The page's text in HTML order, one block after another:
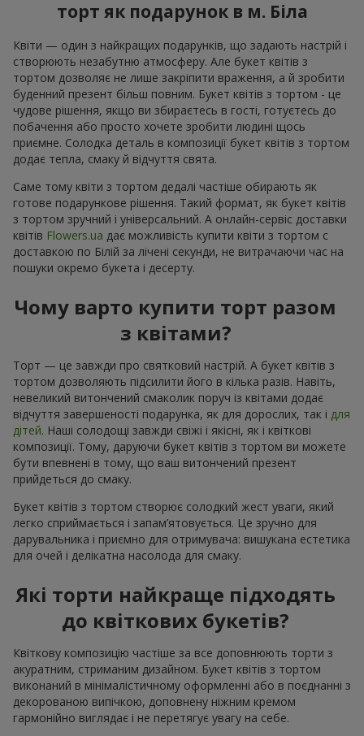
торт як подарунок в м. Біла
Квіти — один з найкращих подарунків, що задають настрій і
створюють незабутню атмосферу. Але букет квітів з
тортом дозволяє не лише закріпити враження, а й зробити
буденний презент більш повним. Букет квітів з тортом - це
чудове рішення, якщо ви збираєтесь в гості, готуєтесь до
побачення або просто хочете зробити людині щось
приємне. Солодка деталь в композиції букет квітів з тортом
додає тепла, смаку й відчуття свята.
Саме тому квіти з тортом дедалі частіше обирають як
готове подарункове рішення. Такий формат, як букет квітів
з тортом зручний і універсальний. А онлайн-сервіс доставки
квітів Flowers.ua дає можливість купити квіти з тортом с
доставкою по Білій за лічені секунди, не витрачаючи час на
пошуки окремо букета і десерту.
Чому варто купити торт разом
з квітами?
Торт — це завжди про святковий настрій. А букет квітів з
тортом дозволяють підсилити його в кілька разів. Навіть,
невеликий витончений смаколик поруч із квітами додає
відчуття завершеності подарунка, як для дорослих, так і для
дітей. Наші солодощі завжди свіжі і якісні, як і квіткові
композиції. Тому, даруючи букет квітів з тортом ви можете
бути впевнені в тому, що ваш витончений презент
прийдеться до смаку.
Букет квітів з тортом створює солодкий жест уваги, який
легко сприймається і запам’ятовується. Це зручно для
дарувальника і приємно для отримувача: вишукана естетика
для очей і делікатна насолода для смаку.
Які торти найкраще підходять
до квіткових букетів?
Квіткову композицію частіше за все доповнюють торти з
акуратним, стриманим дизайном. Букет квітів з тортом
виконаний в мінімалістичному оформленні або в поєднанні з
декорованою випічкою, доповнену ніжним кремом
гармонійно виглядає і не перетягує увагу на себе.